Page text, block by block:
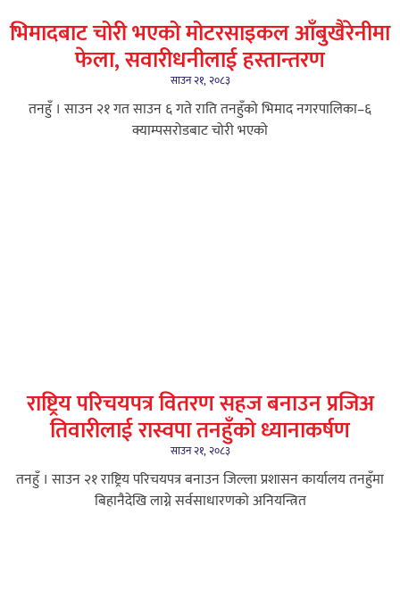
भिमादबाट चोरी भएको मोटरसाइकल आँबुखैरेनीमा
फेला, सवारीधनीलाई हस्तान्तरण
साउन २१, २०८३
तनहुँ । साउन २१ गत साउन ६ गते राति तनहुँको भिमाद नगरपालिका–६
क्याम्पसरोडबाट चोरी भएको
राष्ट्रिय परिचयपत्र वितरण सहज बनाउन प्रजिअ
तिवारीलाई रास्वपा तनहुँको ध्यानाकर्षण
साउन २१, २०८३
तनहुँ । साउन २१ राष्ट्रिय परिचयपत्र बनाउन जिल्ला प्रशासन कार्यालय तनहुँमा
बिहानैदेखि लाग्ने सर्वसाधारणको अनियन्त्रित